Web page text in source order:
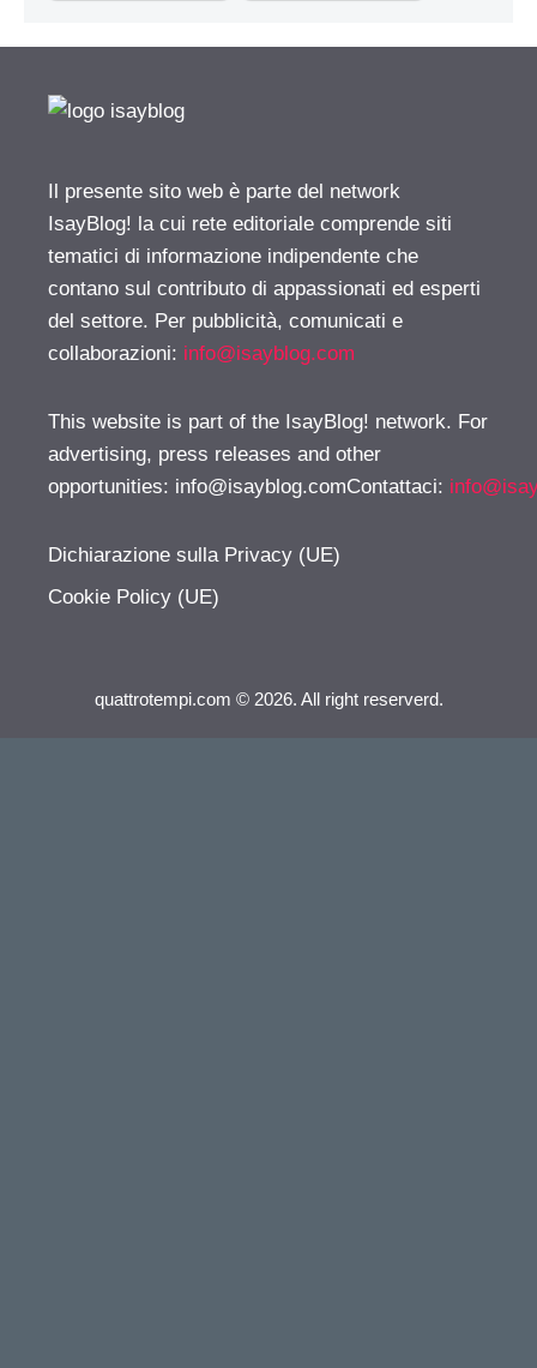
Il presente sito web è parte del network
IsayBlog! la cui rete editoriale comprende siti
tematici di informazione indipendente che
contano sul contributo di appassionati ed esperti
del settore. Per pubblicità, comunicati e
collaborazioni: info@isayblog.com
This website is part of the IsayBlog! network. For
advertising, press releases and other
opportunities: info@isayblog.comContattaci:
Dichiarazione sulla Privacy (UE)
Cookie Policy (UE)
quattrotempi.com © 2026. All right reserverd.